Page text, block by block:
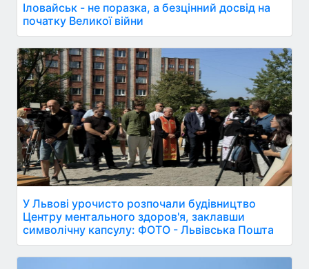
Іловайськ - не поразка, а безцінний досвід на
початку Великої війни
У Львові урочисто розпочали будівництво
Центру ментального здоров'я, заклавши
символічну капсулу: ФОТО - Львівська Пошта